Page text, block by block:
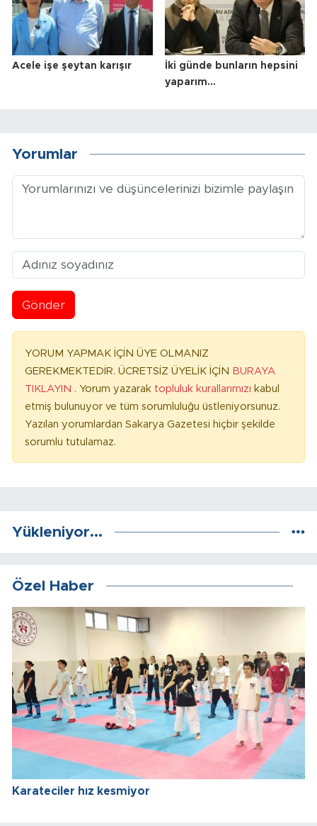
Acele işe şeytan karışır
İki günde bunların hepsini
yaparım…
Yorumlar
Gönder
YORUM YAPMAK İÇİN ÜYE OLMANIZ
GEREKMEKTEDİR. ÜCRETSİZ ÜYELİK İÇİN BURAYA
TIKLAYIN . Yorum yazarak topluluk kurallarımızı kabul
etmiş bulunuyor ve tüm sorumluluğu üstleniyorsunuz.
Yazılan yorumlardan Sakarya Gazetesi hiçbir şekilde
sorumlu tutulamaz.
Yükleniyor...
Özel Haber
Karateciler hız kesmiyor